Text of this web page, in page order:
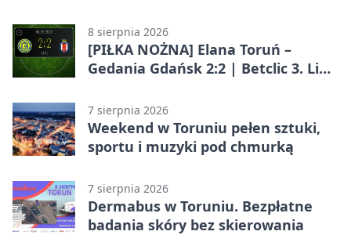
8 sierpnia 2026
[PIŁKA NOŻNA] Elana Toruń –
Gedania Gdańsk 2:2 | Betclic 3. Liga
7 sierpnia 2026
Weekend w Toruniu pełen sztuki,
sportu i muzyki pod chmurką
7 sierpnia 2026
Dermabus w Toruniu. Bezpłatne
badania skóry bez skierowania